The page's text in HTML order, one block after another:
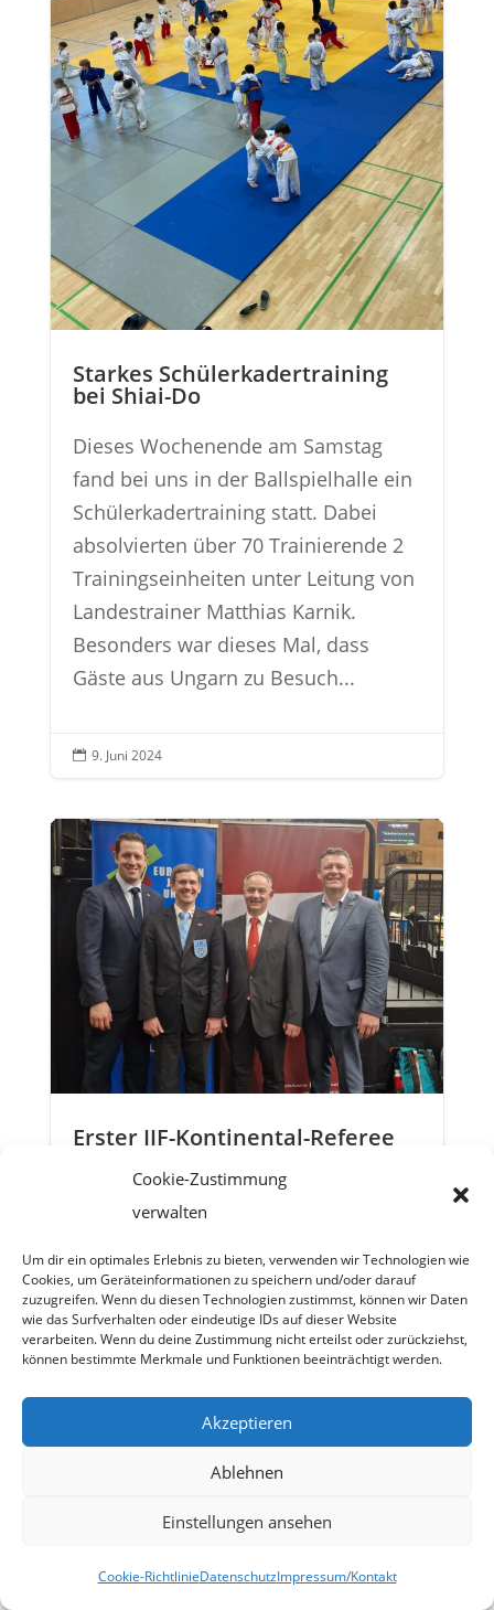
Cookie-Zustimmung
verwalten
Um dir ein optimales Erlebnis zu bieten, verwenden wir Technologien wie
Cookies, um Geräteinformationen zu speichern und/oder darauf
zuzugreifen. Wenn du diesen Technologien zustimmst, können wir Daten
wie das Surfverhalten oder eindeutige IDs auf dieser Website
verarbeiten. Wenn du deine Zustimmung nicht erteilst oder zurückziehst,
können bestimmte Merkmale und Funktionen beeinträchtigt werden.
Akzeptieren
Ablehnen
Einstellungen ansehen
Cookie-RichtlinieDatenschutzImpressum/Kontakt
Starkes Schülerkadertraining
bei Shiai-Do
Dieses Wochenende am Samstag
fand bei uns in der Ballspielhalle ein
Schülerkadertraining statt. Dabei
absolvierten über 70 Trainierende 2
Trainingseinheiten unter Leitung von
Landestrainer Matthias Karnik.
Besonders war dieses Mal, dass
Gäste aus Ungarn zu Besuch...
 9. Juni 2024
Erster IJF-Kontinental-Referee
Letztes Wochenende war Christina
Europacup unter 396 Judoka aus 29
Nationen am Start. Trainingskollege
Andreas Prokop musste
krankheitsbedingt leider absagen.
Kontrahentin zwar einen starken